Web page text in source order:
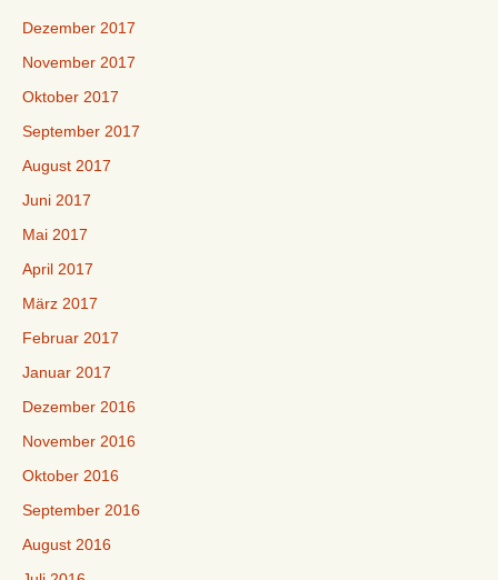
Dezember 2017
November 2017
Oktober 2017
September 2017
August 2017
Juni 2017
Mai 2017
April 2017
März 2017
Februar 2017
Januar 2017
Dezember 2016
November 2016
Oktober 2016
September 2016
August 2016